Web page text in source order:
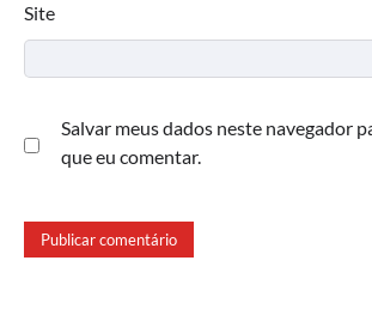
Site
Salvar meus dados neste navegador
que eu comentar.